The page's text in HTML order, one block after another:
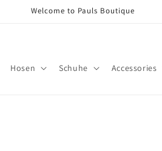
Welcome to Pauls Boutique
Hosen Schuhe Accessories